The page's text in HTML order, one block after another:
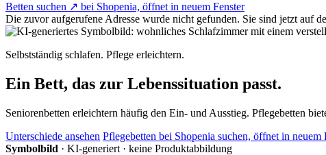
Betten suchen ↗ bei Shopenia, öffnet in neuem Fenster
Die zuvor aufgerufene Adresse wurde nicht gefunden. Sie sind jetzt auf
Selbstständig schlafen. Pflege erleichtern.
Ein Bett, das zur Lebenssituation passt.
Seniorenbetten erleichtern häufig den Ein- und Ausstieg. Pflegebetten
Unterschiede ansehen Pflegebetten bei Shopenia suchen, öffnet in neuem
Symbolbild · KI-generiert · keine Produktabbildung